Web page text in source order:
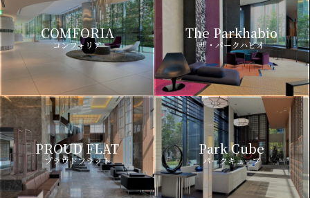
COMFORIA
コンフォリア
The Parkhabio
ザ・パークハビオ
PROUD FLAT
プラウドフラット
Park Cube
パークキューブ